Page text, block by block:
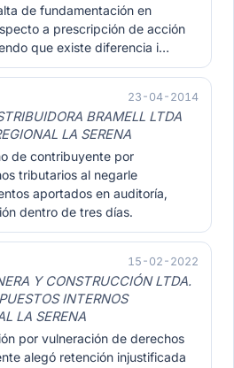
de fundamentación en
a prescripción de acción
que existe diferencia i…
23-04-2014
BRAMELL LTDA
LA SERENA
de contribuyente por
tributarios al negarle
aportados en auditoría,
dentro de tres días.
15-02-2022
Y CONSTRUCCIÓN LTDA.
INTERNOS
LA SERENA
por vulneración de derechos
alegó retención injustificada